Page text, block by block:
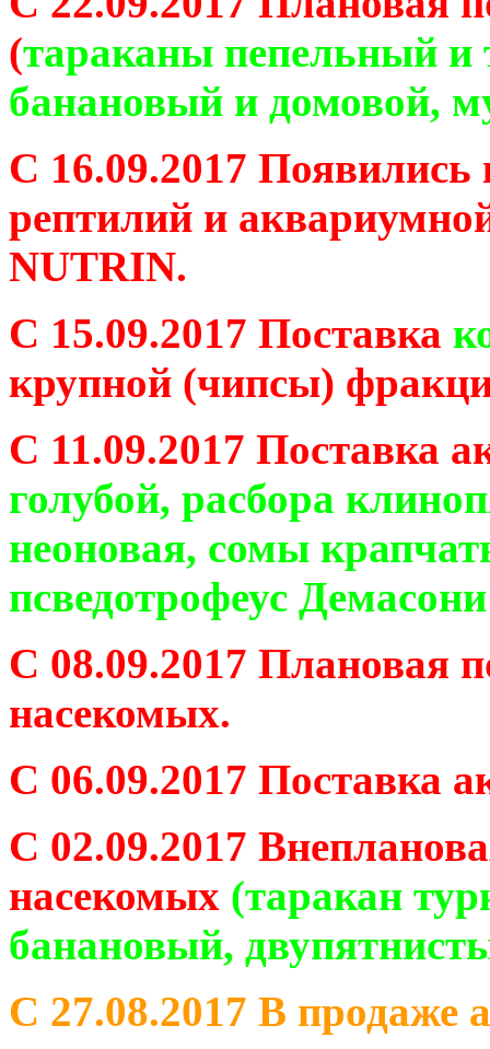
(тараканы пепельный и
банановый и домовой,
С 16.09.2017
рептилий и
NUTRIN.
С 15.09.2017 Поставка
крупной (чипсы)
С 11.09.2017 Поставка
голубой, расбора
неоновая, сомы
псведотрофеус
С 08.09.2017 Плановая
насекомых.
С 06.09.2017 Поставка
С 02.09.2017
насекомых (таракан
банановый,
С 27.08.2017 В продаже